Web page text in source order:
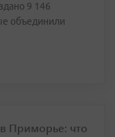
9 146
объединили
Приморье: что